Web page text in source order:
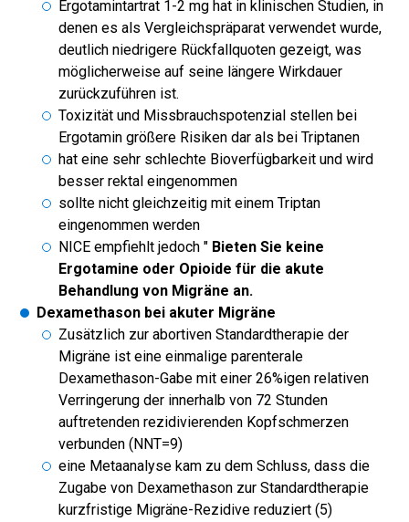
Ergotamintartrat 1-2 mg hat in klinischen Studien, in
denen es als Vergleichspräparat verwendet wurde,
deutlich niedrigere Rückfallquoten gezeigt, was
möglicherweise auf seine längere Wirkdauer
zurückzuführen ist.
Toxizität und Missbrauchspotenzial stellen bei
Ergotamin größere Risiken dar als bei Triptanen
hat eine sehr schlechte Bioverfügbarkeit und wird
besser rektal eingenommen
sollte nicht gleichzeitig mit einem Triptan
eingenommen werden
NICE empfiehlt jedoch " Bieten Sie keine
Ergotamine oder Opioide für die akute
Behandlung von Migräne an.
Dexamethason bei akuter Migräne
Zusätzlich zur abortiven Standardtherapie der
Migräne ist eine einmalige parenterale
Dexamethason-Gabe mit einer 26%igen relativen
Verringerung der innerhalb von 72 Stunden
auftretenden rezidivierenden Kopfschmerzen
verbunden (NNT=9)
eine Metaanalyse kam zu dem Schluss, dass die
Zugabe von Dexamethason zur Standardtherapie
kurzfristige Migräne-Rezidive reduziert (5)